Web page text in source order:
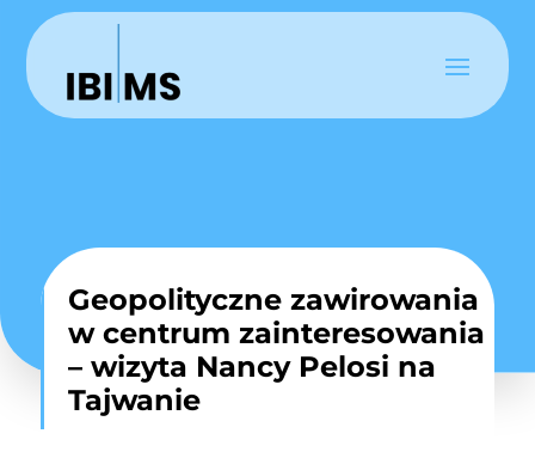
Geopolityczne zawirowania
w centrum zainteresowania
– wizyta Nancy Pelosi na
Tajwanie